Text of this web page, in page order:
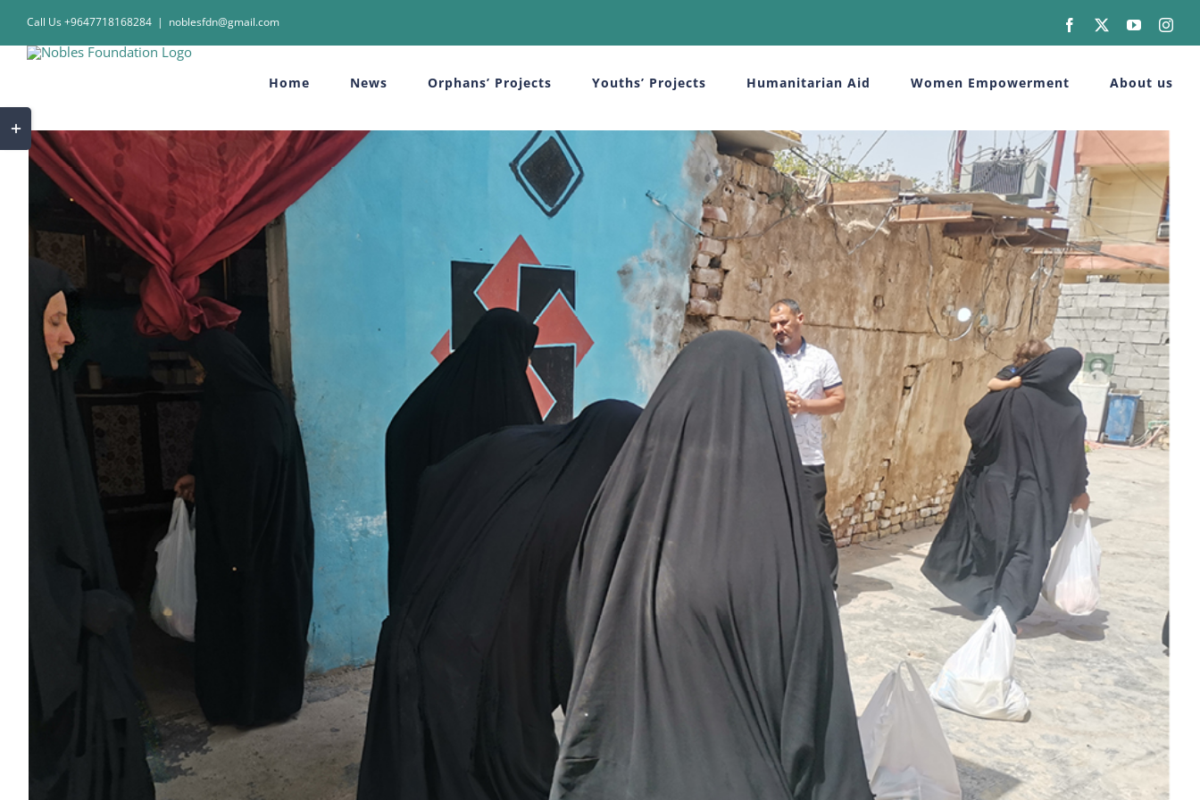
to
Call Us +9647718168284 | noblesfdn@gmail.com Facebook YouTube
Home News Orphans’ Projects Youths’ Projects Humanitarian Aid Women Empowerment About us
Toggle
Sliding